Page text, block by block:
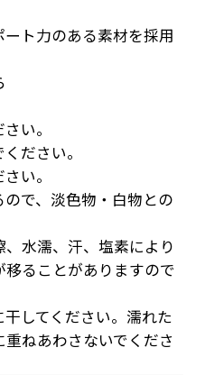
ト力のある素材を採用
い。
ださい。
い。
で、淡色物・白物との
水濡、汗、塩素により
ることがありますので
してください。濡れた
ねあわさないでくださ